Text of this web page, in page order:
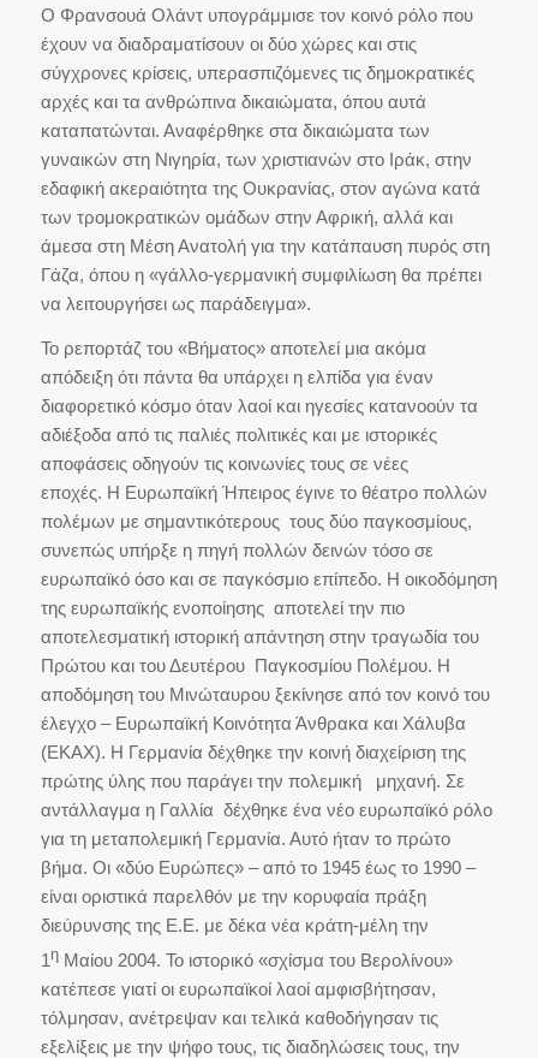
Ο Φρανσουά Ολάντ υπογράμμισε τον κοινό ρόλο που
έχουν να διαδραματίσουν οι δύο χώρες και στις
σύγχρονες κρίσεις, υπερασπιζόμενες τις δημοκρατικές
αρχές και τα ανθρώπινα δικαιώματα, όπου αυτά
καταπατώνται. Αναφέρθηκε στα δικαιώματα των
γυναικών στη Νιγηρία, των χριστιανών στο Ιράκ, στην
εδαφική ακεραιότητα της Ουκρανίας, στον αγώνα κατά
των τρομοκρατικών ομάδων στην Αφρική, αλλά και
άμεσα στη Μέση Ανατολή για την κατάπαυση πυρός στη
Γάζα, όπου η «γάλλο-γερμανική συμφιλίωση θα πρέπει
να λειτουργήσει ως παράδειγμα».
Το ρεπορτάζ του «Βήματος» αποτελεί μια ακόμα
απόδειξη ότι πάντα θα υπάρχει η ελπίδα για έναν
διαφορετικό κόσμο όταν λαοί και ηγεσίες κατανοούν τα
αδιέξοδα από τις παλιές πολιτικές και με ιστορικές
αποφάσεις οδηγούν τις κοινωνίες τους σε νέες
εποχές. Η Ευρωπαϊκή Ήπειρος έγινε το θέατρο πολλών
πολέμων με σημαντικότερους τους δύο παγκοσμίους,
συνεπώς υπήρξε η πηγή πολλών δεινών τόσο σε
ευρωπαϊκό όσο και σε παγκόσμιο επίπεδο. Η οικοδόμηση
της ευρωπαϊκής ενοποίησης αποτελεί την πιο
αποτελεσματική ιστορική απάντηση στην τραγωδία του
Πρώτου και του Δευτέρου Παγκοσμίου Πολέμου. Η
αποδόμηση του Μινώταυρου ξεκίνησε από τον κοινό του
έλεγχο – Ευρωπαϊκή Κοινότητα Άνθρακα και Χάλυβα
(ΕΚΑΧ). Η Γερμανία δέχθηκε την κοινή διαχείριση της
πρώτης ύλης που παράγει την πολεμική μηχανή. Σε
αντάλλαγμα η Γαλλία δέχθηκε ένα νέο ευρωπαϊκό ρόλο
για τη μεταπολεμική Γερμανία. Αυτό ήταν το πρώτο
βήμα. Οι «δύο Ευρώπες» – από το 1945 έως το 1990 –
είναι οριστικά παρελθόν με την κορυφαία πράξη
διεύρυνσης της Ε.Ε. με δέκα νέα κράτη-μέλη την
1ηΜαίου 2004. Το ιστορικό «σχίσμα του Βερολίνου»
κατέπεσε γιατί οι ευρωπαϊκοί λαοί αμφισβήτησαν,
τόλμησαν, ανέτρεψαν και τελικά καθοδήγησαν τις
εξελίξεις με την ψήφο τους, τις διαδηλώσεις τους, την